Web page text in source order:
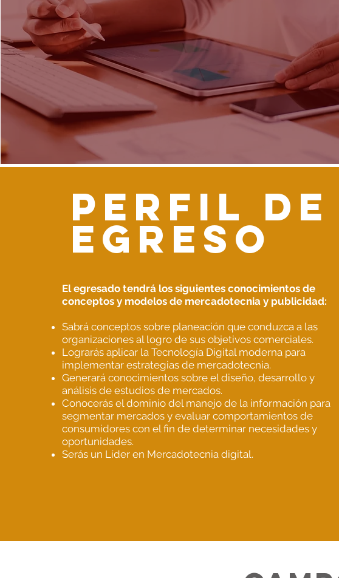
Perfil de
egreso
El egresado tendrá los siguientes conocimientos de
conceptos y modelos de mercadotecnia y publicidad:
Sabrá conceptos sobre planeación que conduzca a las
organizaciones al logro de sus objetivos comerciales.
Lograrás aplicar la Tecnología Digital moderna para
implementar estrategias de mercadotecnia.
Generará conocimientos sobre el diseño, desarrollo y
análisis de estudios de mercados.
Conocerás el dominio del manejo de la información para
segmentar mercados y evaluar comportamientos de
consumidores con el fin de determinar necesidades y
oportunidades.
Serás un Líder en Mercadotecnia digital.